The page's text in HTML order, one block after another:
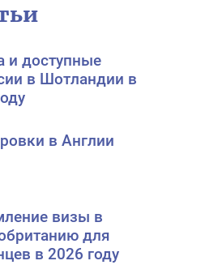
и доступные
в Шотландии в
в Англии
визы в
для
в 2026 году